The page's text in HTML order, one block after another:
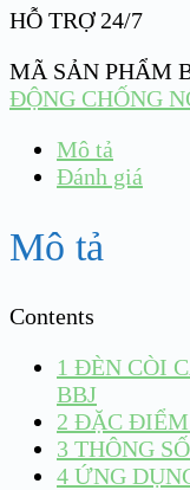
HỖ TRỢ 24/7
MÃ SẢN PHẨM
ĐỘNG CHỐNG
Mô tả
Đánh giá
Mô tả
Contents
1 ĐÈN CÒI
BBJ
2 ĐẶC ĐIỂM
3 THÔNG
4 ỨNG